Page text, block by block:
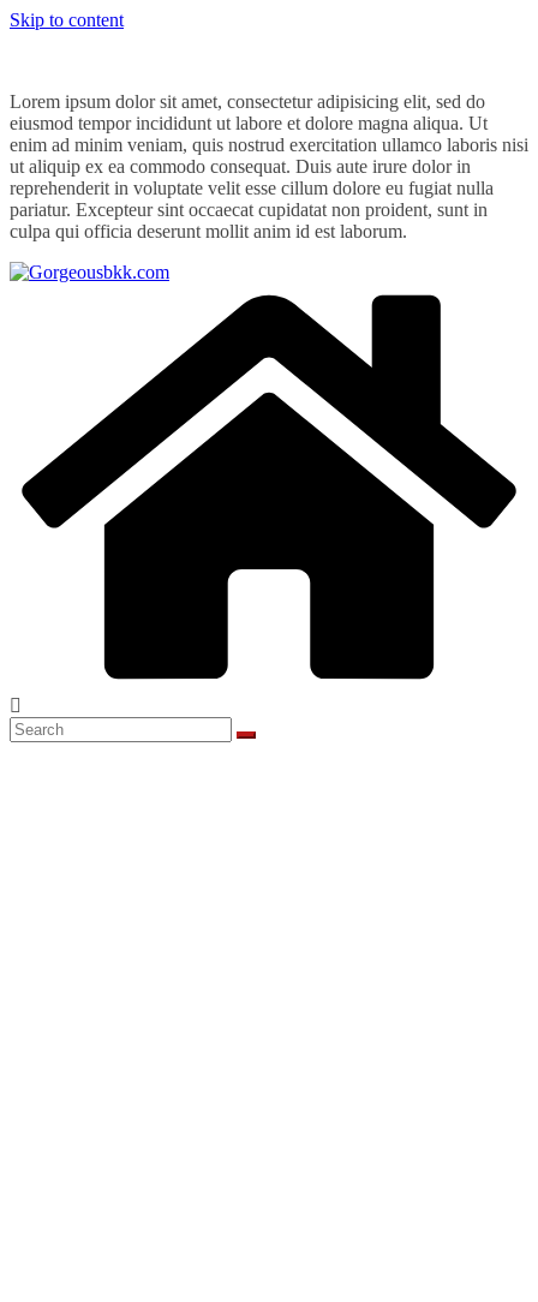
Skip to content
Lorem ipsum dolor sit amet, consectetur adipisicing elit, sed do
eiusmod tempor incididunt ut labore et dolore magna aliqua. Ut
enim ad minim veniam, quis nostrud exercitation ullamco laboris nisi
ut aliquip ex ea commodo consequat. Duis aute irure dolor in
reprehenderit in voluptate velit esse cillum dolore eu fugiat nulla
pariatur. Excepteur sint occaecat cupidatat non proident, sunt in
culpa qui officia deserunt mollit anim id est laborum.